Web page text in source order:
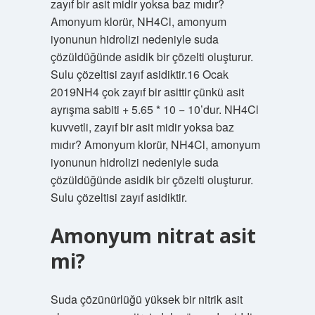
zayıf bir asit midir yoksa baz mıdır?
Amonyum klorür, NH4Cl, amonyum
iyonunun hidrolizi nedeniyle suda
çözüldüğünde asidik bir çözelti oluşturur.
Sulu çözeltisi zayıf asidiktir.16 Ocak
2019NH4 çok zayıf bir asittir çünkü asit
ayrışma sabiti + 5.65 * 10 − 10’dur. NH4Cl
kuvvetli, zayıf bir asit midir yoksa baz
mıdır? Amonyum klorür, NH4Cl, amonyum
iyonunun hidrolizi nedeniyle suda
çözüldüğünde asidik bir çözelti oluşturur.
Sulu çözeltisi zayıf asidiktir.
Amonyum nitrat asit
mi?
Suda çözünürlüğü yüksek bir nitrik asit